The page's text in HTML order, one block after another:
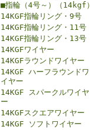
■指輪（4号～）（14kgf）
14KGF指輪リング・9号
14KGF指輪リング・11号
14KGF指輪リング・13号
14KGFワイヤー
14KGFラウンドワイヤー
14KGF ハーフラウンドワ
イヤー
14KGF スパークルワイヤ
ー
14KGFスクエアワイヤー
14KGF ソフトワイヤー